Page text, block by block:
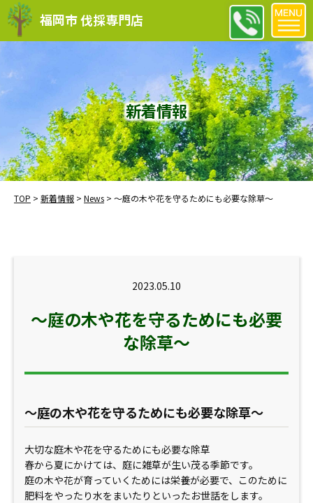
福岡市 伐採専門店
新着情報
TOP > 新着情報 > News > ～庭の木や花を守るためにも必要な除草～
2023.05.10
～庭の木や花を守るためにも必要
な除草～
～庭の木や花を守るためにも必要な除草～
大切な庭木や花を守るためにも必要な除草
春から夏にかけては、庭に雑草が生い茂る季節です。
庭の木や花が育っていくためには栄養が必要で、このために
肥料をやったり水をまいたりといったお世話をします。